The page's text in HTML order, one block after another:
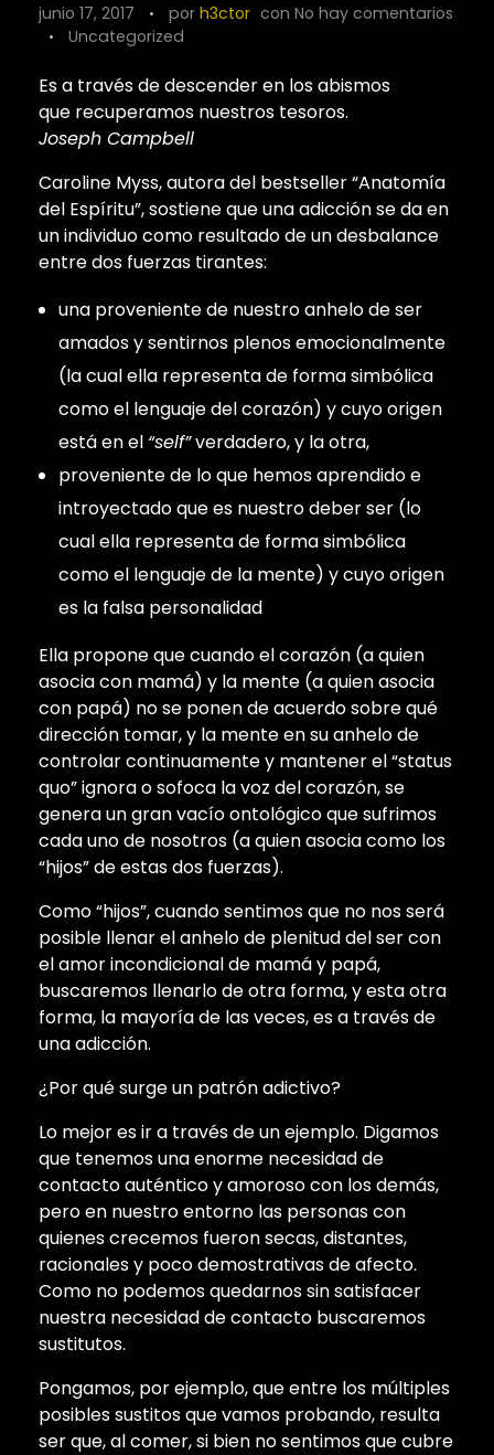
junio 17, 2017 por h3ctor con No hay comentarios
Uncategorized
Es a través de descender en los abismos
que recuperamos nuestros tesoros.
Joseph Campbell
Caroline Myss, autora del bestseller “Anatomía
del Espíritu”, sostiene que una adicción se da en
un individuo como resultado de un desbalance
entre dos fuerzas tirantes:
una proveniente de nuestro anhelo de ser
amados y sentirnos plenos emocionalmente
(la cual ella representa de forma simbólica
como el lenguaje del corazón) y cuyo origen
está en el “self”verdadero, y la otra,
proveniente de lo que hemos aprendido e
introyectado que es nuestro deber ser (lo
cual ella representa de forma simbólica
como el lenguaje de la mente) y cuyo origen
es la falsa personalidad
Ella propone que cuando el corazón (a quien
asocia con mamá) y la mente (a quien asocia
con papá) no se ponen de acuerdo sobre qué
dirección tomar, y la mente en su anhelo de
controlar continuamente y mantener el “status
quo” ignora o sofoca la voz del corazón, se
genera un gran vacío ontológico que sufrimos
cada uno de nosotros (a quien asocia como los
“hijos” de estas dos fuerzas).
Como “hijos”, cuando sentimos que no nos será
posible llenar el anhelo de plenitud del ser con
el amor incondicional de mamá y papá,
buscaremos llenarlo de otra forma, y esta otra
forma, la mayoría de las veces, es a través de
una adicción.
¿Por qué surge un patrón adictivo?
Lo mejor es ir a través de un ejemplo. Digamos
que tenemos una enorme necesidad de
contacto auténtico y amoroso con los demás,
pero en nuestro entorno las personas con
quienes crecemos fueron secas, distantes,
racionales y poco demostrativas de afecto.
Como no podemos quedarnos sin satisfacer
nuestra necesidad de contacto buscaremos
sustitutos.
Pongamos, por ejemplo, que entre los múltiples
posibles sustitos que vamos probando, resulta
ser que, al comer, si bien no sentimos que cubre